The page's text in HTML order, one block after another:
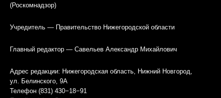
(Роскомнадзор)
Учредитель — Правительство Нижегородской области
Главный редактор — Савельев Александр Михайлович
Адрес редакции: Нижегородская область, Нижний Новгород,
ул. Белинского, 9А
Телефон (831) 430−18−91